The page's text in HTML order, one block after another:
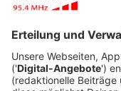
wenige Monate
Anzeige